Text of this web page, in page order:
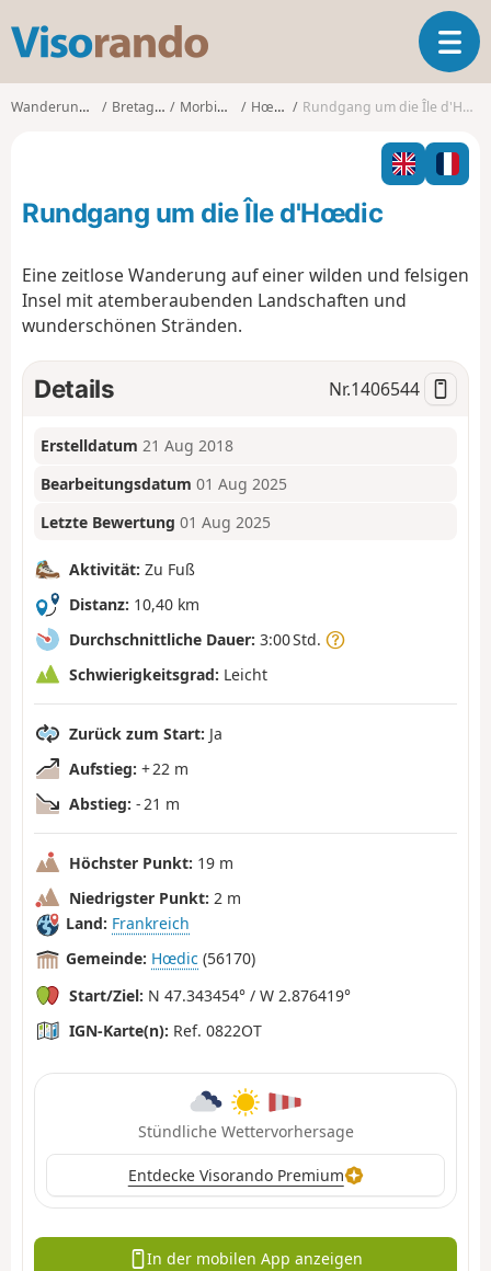
s
o
o
T
o
g
l
n
g
o
n
Wanderungen Bretagne Morbihan Hœdic Rundgang um die Île d'Hœdic
Rundgang um die Île d'Hœdic
Eine zeitlose Wanderung auf einer wilden und felsigen
Insel mit atemberaubenden Landschaften und
wunderschönen Stränden.
Details Nr.1406544
Erstelldatum 21 Aug 2018
Bearbeitungsdatum 01 Aug 2025
Letzte Bewertung 01 Aug 2025
Aktivität: Zu Fuß
Distanz: 10,40 km
Durchschnittliche Dauer: 3:00 Std.
Schwierigkeitsgrad: Leicht
Zurück zum Start: Ja
Aufstieg: + 22 m
Abstieg: - 21 m
Höchster Punkt: 19 m
Niedrigster Punkt: 2 m
Land: Frankreich
Gemeinde: Hœdic (56170)
Start/Ziel: N 47.343454° / W 2.876419°
IGN-Karte(n): Ref. 0822OT
Stündliche Wettervorhersage
Entdecke Visorando Premium
In der mobilen App anzeigen